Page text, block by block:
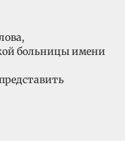
больницы имени